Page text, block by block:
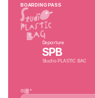
BOARDING PASS
Departure
SPB
Studio PLASTIC BAG
이름*